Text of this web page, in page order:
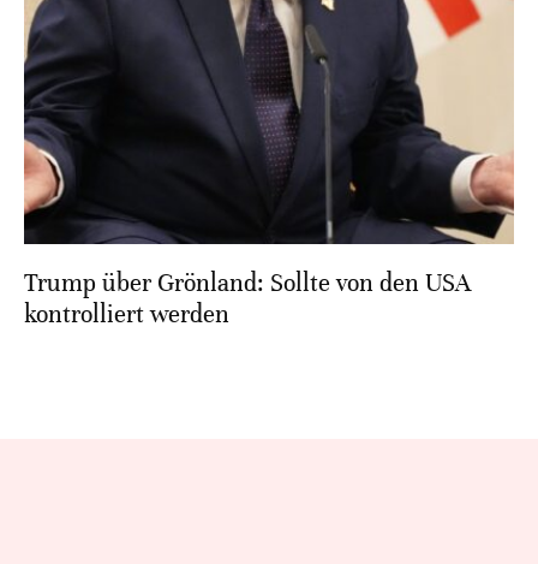
Trump über Grönland: Sollte von den USA
kontrolliert werden